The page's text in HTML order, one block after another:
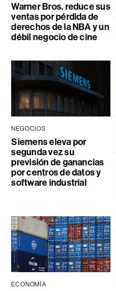
Warner Bros. reduce sus
ventas por pérdida de
derechos de la NBA y un
débil negocio de cine
NEGOCIOS
Siemens eleva por
segunda vez su
previsión de ganancias
por centros de datos y
software industrial
ECONOMÍA